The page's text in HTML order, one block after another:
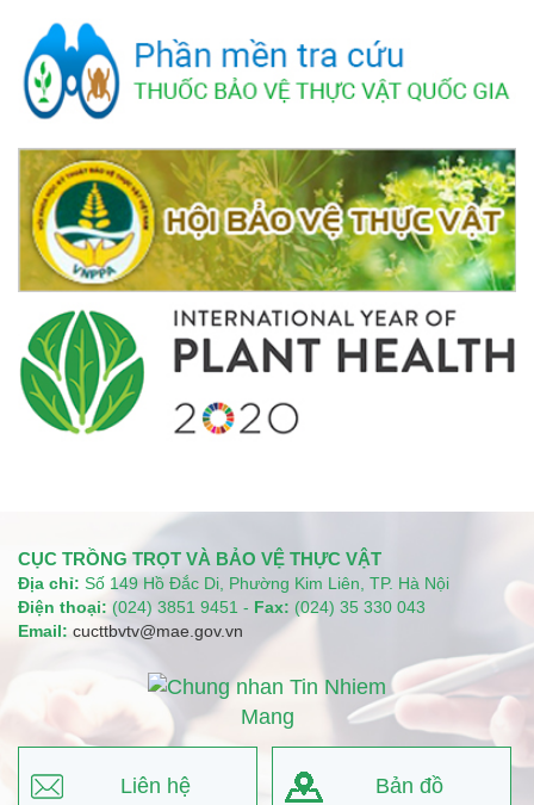
CỤC TRỒNG TRỌT VÀ BẢO VỆ THỰC VẬT
Địa chỉ: Số 149 Hồ Đắc Di, Phường Kim Liên, TP. Hà Nội
Điện thoại: (024) 3851 9451 - Fax: (024) 35 330 043
Email: cucttbvtv@mae.gov.vn
Liên hệ Bản đồ